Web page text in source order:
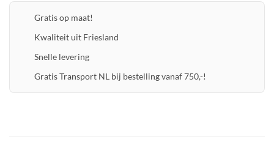
Gratis op maat!
Kwaliteit uit Friesland
Snelle levering
Gratis Transport NL bij bestelling vanaf 750,-!